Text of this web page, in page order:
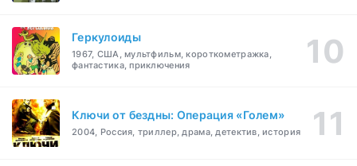
Геркулоиды
1967, США, мультфильм, короткометражка,
фантастика, приключения
Ключи от бездны: Операция «Голем»
2004, Россия, триллер, драма, детектив, история